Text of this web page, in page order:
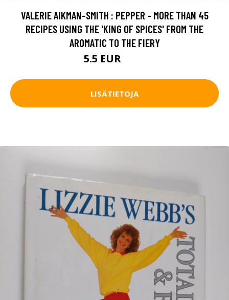
VALERIE AIKMAN-SMITH : PEPPER - MORE THAN 45
RECIPES USING THE 'KING OF SPICES' FROM THE
AROMATIC TO THE FIERY
5.5 EUR
LISÄTIETOJA